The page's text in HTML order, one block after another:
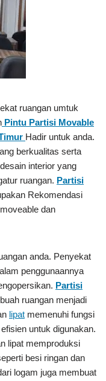
ruangan umtuk
Pintu Partisi Movable
Hadir untuk anda.
berkualitas serta
interior yang
ruangan. Partisi
Rekomendasi
dan
anda. Penyekat
penggunaannya
Partisi
ruangan menjadi
lipat memenuhi fungsi
untuk digunakan.
lipat memproduksi
besi ringan dan
logam juga membuat